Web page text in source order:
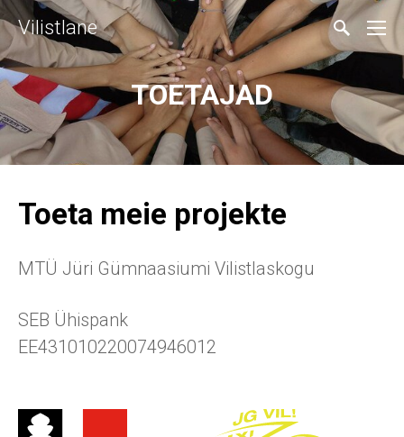
Vilistlane
TOETAJAD
Toeta meie projekte
MTÜ Jüri Gümnaasiumi Vilistlaskogu
SEB Ühispank
EE431010220074946012